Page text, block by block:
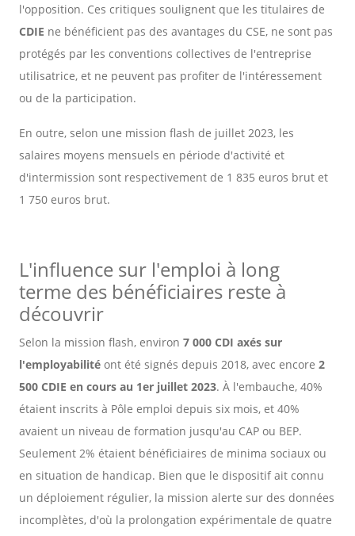
l'opposition. Ces critiques soulignent que les titulaires de
CDIE ne bénéficient pas des avantages du CSE, ne sont pas
protégés par les conventions collectives de l'entreprise
utilisatrice, et ne peuvent pas profiter de l'intéressement
ou de la participation.
En outre, selon une mission flash de juillet 2023, les
salaires moyens mensuels en période d'activité et
d'intermission sont respectivement de 1 835 euros brut et
1 750 euros brut.
L'influence sur l'emploi à long
terme des bénéficiaires reste à
découvrir
Selon la mission flash, environ 7 000 CDI axés sur
l'employabilité ont été signés depuis 2018, avec encore 2
500 CDIE en cours au 1er juillet 2023. À l'embauche, 40%
étaient inscrits à Pôle emploi depuis six mois, et 40%
avaient un niveau de formation jusqu'au CAP ou BEP.
Seulement 2% étaient bénéficiaires de minima sociaux ou
en situation de handicap. Bien que le dispositif ait connu
un déploiement régulier, la mission alerte sur des données
incomplètes, d'où la prolongation expérimentale de quatre